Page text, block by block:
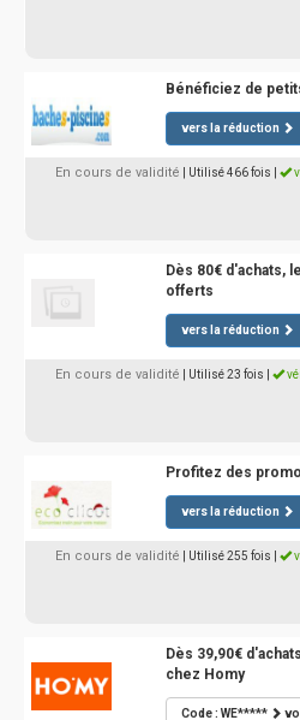
Bénéficiez de
vers la réduction
En cours de validité | Utilisé 466 fois
Dès 80€ d'achats,
offerts
vers la réduction
En cours de validité | Utilisé 23 fois
Profitez des
vers la réduction
En cours de validité | Utilisé 255 fois
Dès 39,90€
chez Homy
Code : WE*****